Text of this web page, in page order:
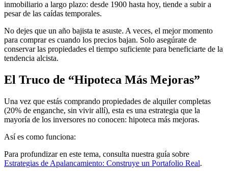
inmobiliario a largo plazo: desde 1900 hasta hoy, tiende a subir a
pesar de las caídas temporales.
No dejes que un año bajista te asuste. A veces, el mejor momento
para comprar es cuando los precios bajan. Solo asegúrate de
conservar las propiedades el tiempo suficiente para beneficiarte de la
tendencia alcista.
El Truco de “Hipoteca Más Mejoras”
Una vez que estás comprando propiedades de alquiler completas
(20% de enganche, sin vivir allí), esta es una estrategia que la
mayoría de los inversores no conocen: hipoteca más mejoras.
Así es como funciona:
Para profundizar en este tema, consulta nuestra guía sobre
Estrategias de Apalancamiento: Construye un Portafolio Real.